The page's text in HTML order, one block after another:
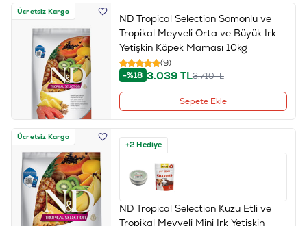
Ücretsiz Kargo
ND Tropical Selection Somonlu ve
Tropikal Meyveli Orta ve Büyük Irk
Yetişkin Köpek Maması 10kg
(9)
-%18 3.039TL3.710TL
Sepete Ekle
Ücretsiz Kargo
+2 Hediye
ND Tropical Selection Kuzu Etli ve
Tropikal Meyveli Mini Irk Yetişkin